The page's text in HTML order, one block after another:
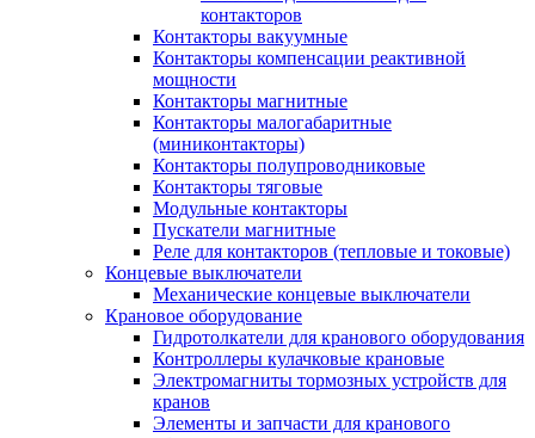
контакторов
Контакторы вакуумные
Контакторы компенсации реактивной
мощности
Контакторы магнитные
Контакторы малогабаритные
(миниконтакторы)
Контакторы полупроводниковые
Контакторы тяговые
Модульные контакторы
Пускатели магнитные
Реле для контакторов (тепловые и токовые)
Концевые выключатели
Механические концевые выключатели
Крановое оборудование
Гидротолкатели для кранового оборудования
Контроллеры кулачковые крановые
Электромагниты тормозных устройств для
кранов
Элементы и запчасти для кранового